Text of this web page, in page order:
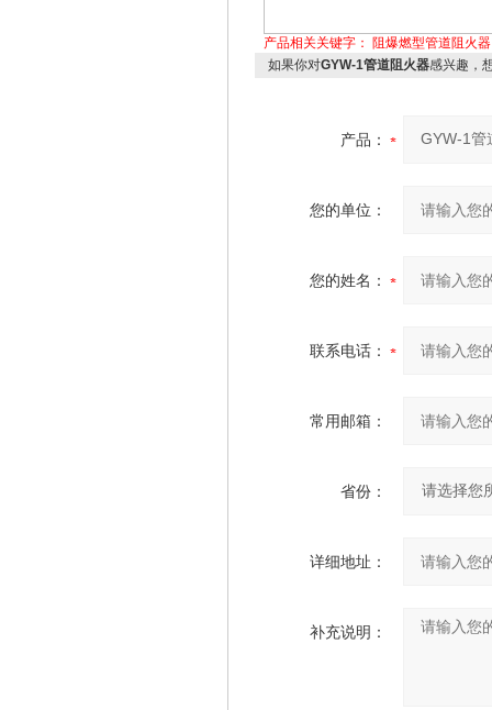
产品相关关键字：
阻爆燃型管道阻火器
如果你对GYW-1管道阻火器感兴趣，
产品：
您的单位：
您的姓名：
联系电话：
常用邮箱：
省份：
详细地址：
补充说明：